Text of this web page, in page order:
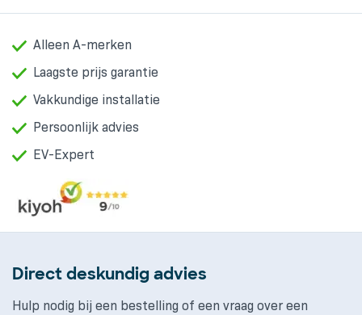
Alleen A-merken
Laagste prijs garantie
Vakkundige installatie
Persoonlijk advies
EV-Expert
Direct deskundig advies
Hulp nodig bij een bestelling of een vraag over een